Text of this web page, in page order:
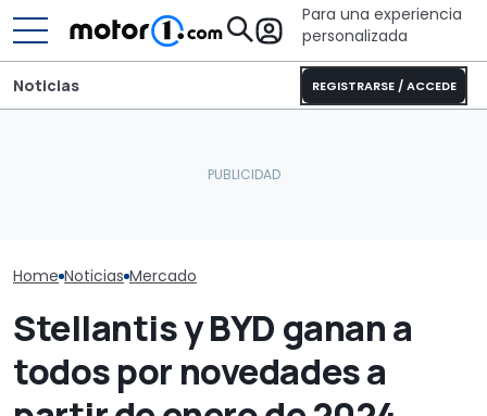
Para una experiencia
personalizada
REGISTRARSE / ACCEDE
Noticias
Home Noticias Mercado
Stellantis y BYD ganan a
todos por novedades a